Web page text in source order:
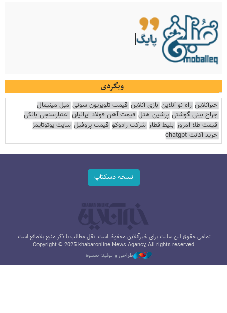
وبگردی
خبرآنلاین راه نو آنلاین بازی آنلاین قیمت تلویزیون سونی مبل مینیمال
جراح بینی گوشتی پرشین هتل قیمت آهن فولاد ایرانیان اعتبارسنجی بانکی
قیمت طلا امروز بلیط قطار شرکت رادوکو قیمت پروفیل سایت یوتوتایمز
خرید اکانت chatgpt
نسخه دسکتاپ
تمامی حقوق این سایت برای خبرآنلاین محفوظ است. نقل مطالب با ذکر منبع بلامانع است.
Copyright © 2025 khabaronline News Agancy, All rights reserved
طراحی و تولید: نستوه